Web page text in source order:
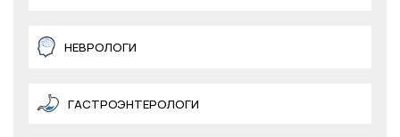
НЕВРОЛОГИ
ГАСТРОЭНТЕРОЛОГИ